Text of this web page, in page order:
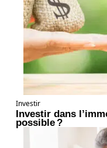
Investir
Investir dans
possible ?